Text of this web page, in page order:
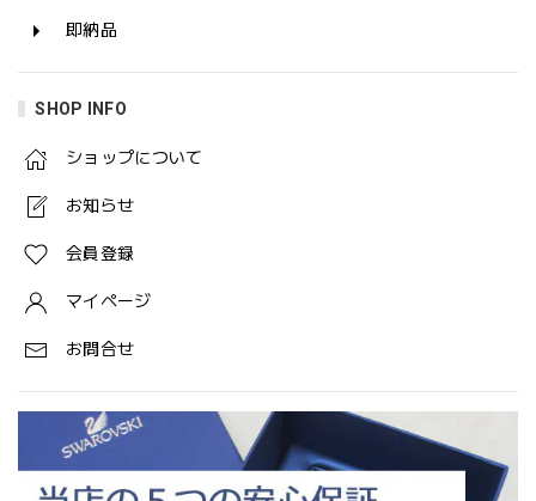
即納品
SHOP INFO
ショップについて
お知らせ
会員登録
マイページ
お問合せ